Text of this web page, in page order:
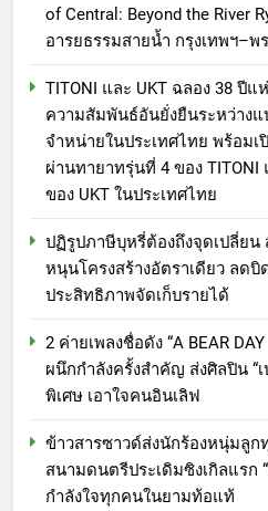
of Central: Beyond the River
อารยธรรมสายน้ำ กรุงเทพฯ–พ
TITONI และ UKT ฉลอง 38 ปี
ความสัมพันธ์อันยั่งยืนระหว่าง
จำหน่ายในประเทศไทย พร้อม
ผ่านทายาทรุ่นที่ 4 ของ TITONI
ของ UKT ในประเทศไทย
ปฏิรูปภาษีบุหรี่ต้องถึงจุดเปลี่ยน
หนุนโครงสร้างอัตราเดียว ลดบิ
ประสิทธิภาพจัดเก็บรายได้
2 ค่ายเพลงชื่อดัง “A BEAR
ผนึกกำลังครั้งสำคัญ ส่งศิลปิน “
พิเศษ เอาใจคนอินเลิฟ
ข้าวสารซาวด์ส่งนักร้องหนุ่มลูก
สนามดนตรีประเดิมซิงเกิลแรก
กำลังใจทุกคนในยามท้อแท้